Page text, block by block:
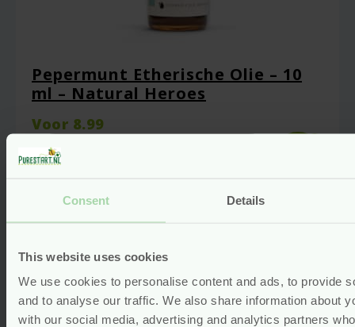
Consent Details
This website uses cookies
We use cookies to personalise content and ads, to provide
and to analyse our traffic. We also share information about
with our social media, advertising and analytics partners
Pepermunt Etherische Olie – 10
ml – Natural Heroes
Voor 8.99